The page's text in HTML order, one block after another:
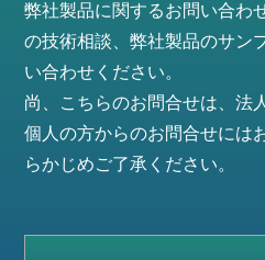
弊社製品に関するお問い合わ
の技術相談、弊社製品のサン
い合わせください。
尚、こちらのお問合せは、法
個人の方からのお問合せには
らかじめご了承ください。